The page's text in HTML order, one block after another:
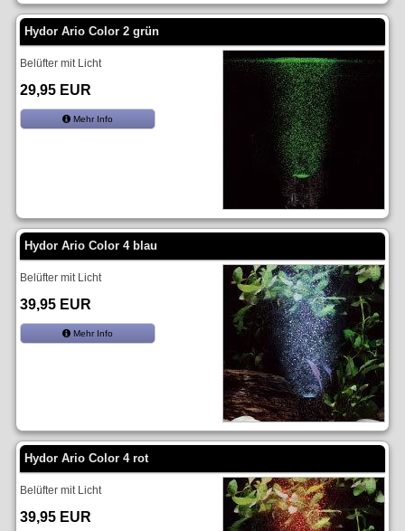
Hydor Ario Color 2 grün
Belüfter mit Licht
29,95 EUR
Mehr Info
Hydor Ario Color 4 blau
Belüfter mit Licht
39,95 EUR
Mehr Info
Hydor Ario Color 4 rot
Belüfter mit Licht
39,95 EUR